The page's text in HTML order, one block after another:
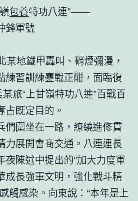
包養特功八連”——
鋒軍號
某地鐵甲轟叫、硝煙彌漫，
練習訓練鏖戰正酣，面臨復
旅“上甘嶺特功八連”百戰百
占既定目的。
們圍坐在一路，繚繞進修貫
力展開會商交通。八連連長
夜陳述中提出的“加大力度軍
成長強軍文明，強化戰斗精
觸感染。向東說：“本年是上